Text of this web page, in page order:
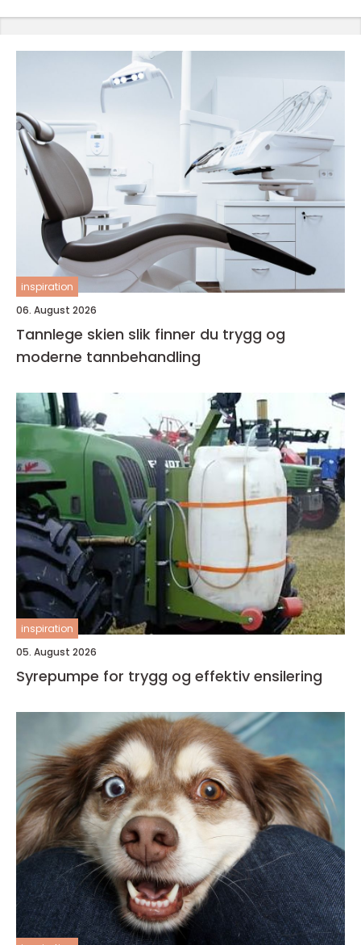
inspiration
06. August 2026
Tannlege skien slik finner du trygg og
moderne tannbehandling
inspiration
05. August 2026
Syrepumpe for trygg og effektiv ensilering